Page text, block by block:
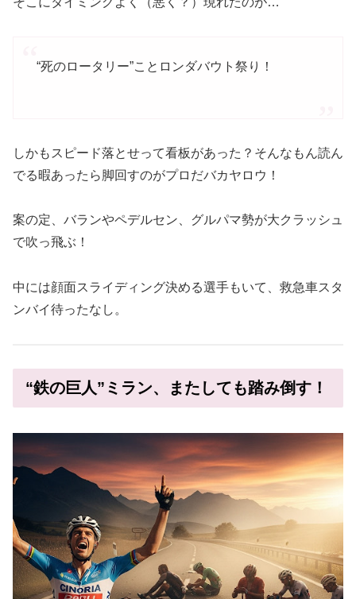
“死のロータリー”ことロンダバウト祭り！
しかもスピード落とせって看板があった？そんなもん読ん
でる暇あったら脚回すのがプロだバカヤロウ！
案の定、バランやペデルセン、グルパマ勢が大クラッシュ
で吹っ飛ぶ！
中には顔面スライディング決める選手もいて、救急車スタ
ンバイ待ったなし。
“鉄の巨人”ミラン、またしても踏み倒す！